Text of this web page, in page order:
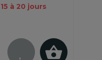
à 20 jours